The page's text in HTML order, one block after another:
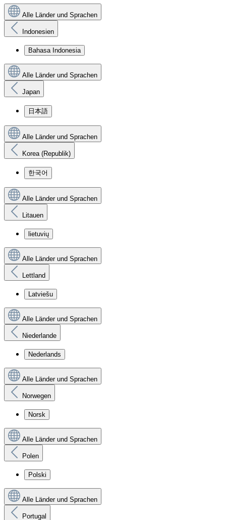
Alle Länder und Sprachen
Indonesien
Bahasa Indonesia
Alle Länder und Sprachen
Japan
日本語
Alle Länder und Sprachen
Korea (Republik)
한국어
Alle Länder und Sprachen
Litauen
lietuvių
Alle Länder und Sprachen
Lettland
Latviešu
Alle Länder und Sprachen
Niederlande
Nederlands
Alle Länder und Sprachen
Norwegen
Norsk
Alle Länder und Sprachen
Polen
Polski
Alle Länder und Sprachen
Portugal